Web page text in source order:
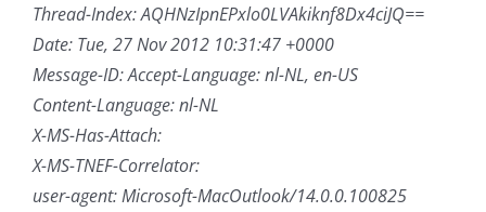
Thread-Index: AQHNzIpnEPxlo0LVAkiknf8Dx4ciJQ==
Date: Tue, 27 Nov 2012 10:31:47 +0000
Message-ID:Accept-Language: nl-NL, en-US
Content-Language: nl-NL
X-MS-Has-Attach:
X-MS-TNEF-Correlator:
user-agent: Microsoft-MacOutlook/14.0.0.100825